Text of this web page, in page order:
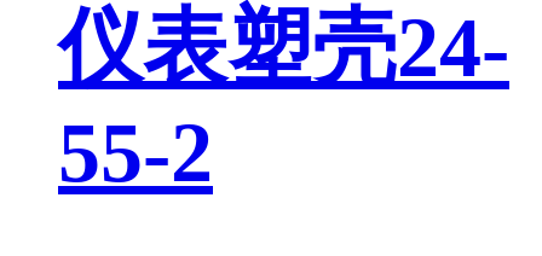
仪表塑壳24-
55-2